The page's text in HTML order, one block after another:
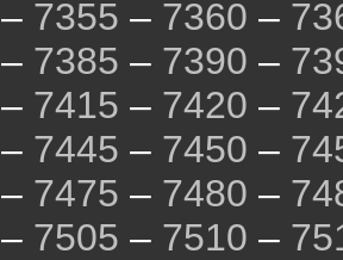
– 7355 – 7360 –
– 7385 – 7390 –
– 7415 – 7420 –
– 7445 – 7450 –
– 7475 – 7480 –
– 7505 – 7510 –